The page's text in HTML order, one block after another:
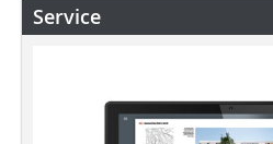
Service